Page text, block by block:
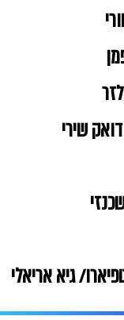
שירי
גיא אריאלי